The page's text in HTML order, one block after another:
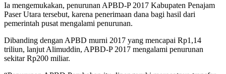
Ia mengemukakan, penurunan APBD-P 2017 Kabupaten Penajam
Paser Utara tersebut, karena penerimaan dana bagi hasil dari
pemerintah pusat mengalami penurunan.
Dibanding dengan APBD murni 2017 yang mencapai Rp1,14
triliun, lanjut Alimuddin, APBD-P 2017 mengalami penurunan
sekitar Rp200 miliar.